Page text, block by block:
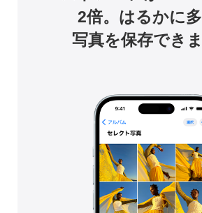
2倍。 はるかに
写真を保存でき